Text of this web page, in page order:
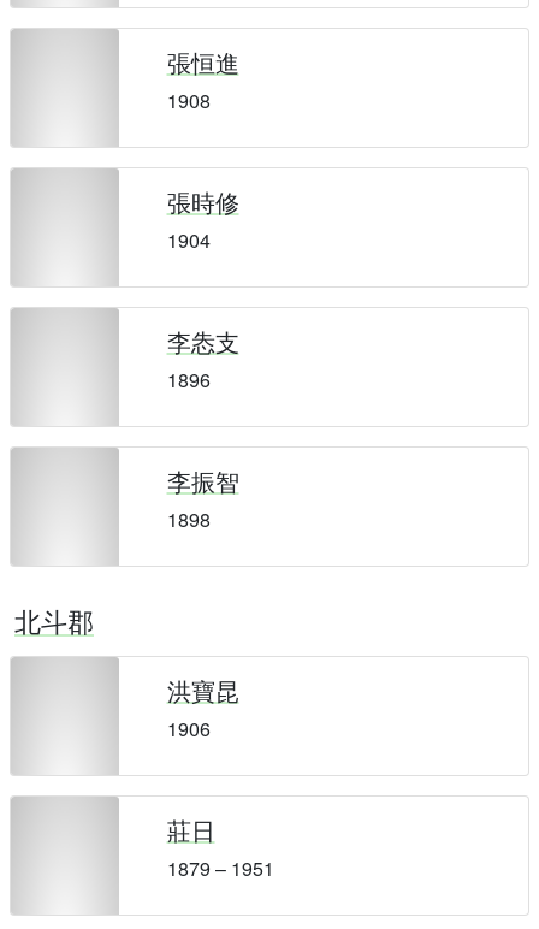
張恒進
1908
張時修
1904
李怣支
1896
李振智
1898
北斗郡
洪寶昆
1906
莊日
1879 – 1951